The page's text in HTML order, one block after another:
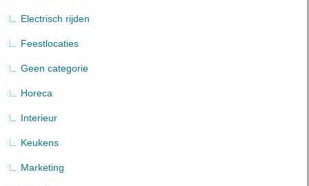
Electrisch rijden
Feestlocaties
Geen categorie
Horeca
Interieur
Keukens
Marketing